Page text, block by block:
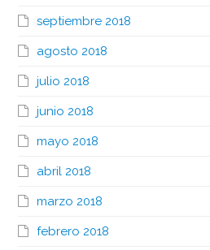
septiembre 2018
agosto 2018
julio 2018
junio 2018
mayo 2018
abril 2018
marzo 2018
febrero 2018